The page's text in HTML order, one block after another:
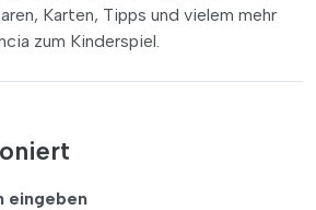
Karten, Tipps und vielem mehr
zum Kinderspiel.
eingeben